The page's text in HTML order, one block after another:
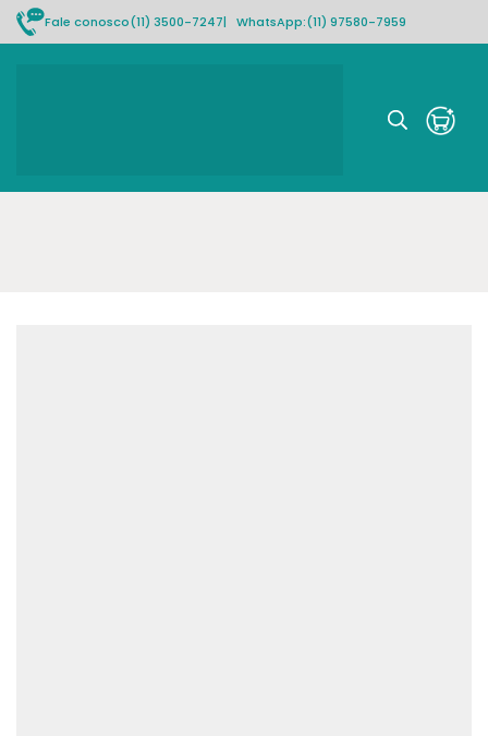
Fale conosco(11) 3500-7247| WhatsApp:(11) 97580-7959